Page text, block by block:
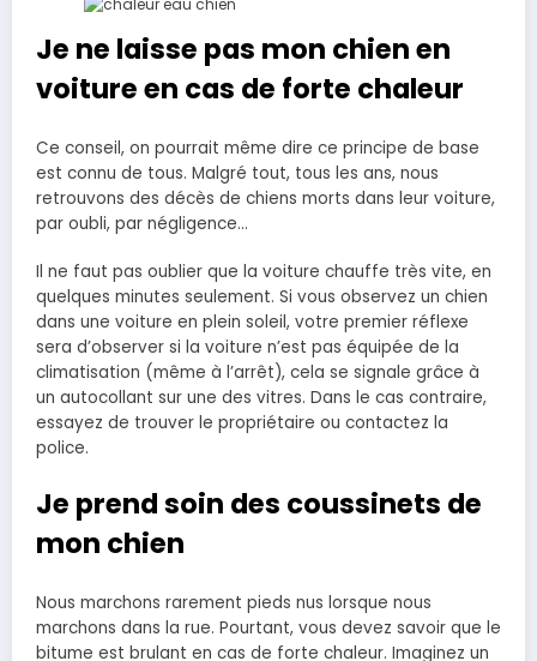
Je ne laisse pas mon chien en
voiture en cas de forte chaleur
Ce conseil, on pourrait même dire ce principe de base
est connu de tous. Malgré tout, tous les ans, nous
retrouvons des décès de chiens morts dans leur voiture,
par oubli, par négligence…
Il ne faut pas oublier que la voiture chauffe très vite, en
quelques minutes seulement. Si vous observez un chien
dans une voiture en plein soleil, votre premier réflexe
sera d’observer si la voiture n’est pas équipée de la
climatisation (même à l’arrêt), cela se signale grâce à
un autocollant sur une des vitres. Dans le cas contraire,
essayez de trouver le propriétaire ou contactez la
police.
Je prend soin des coussinets de
mon chien
Nous marchons rarement pieds nus lorsque nous
marchons dans la rue. Pourtant, vous devez savoir que le
bitume est brulant en cas de forte chaleur. Imaginez un